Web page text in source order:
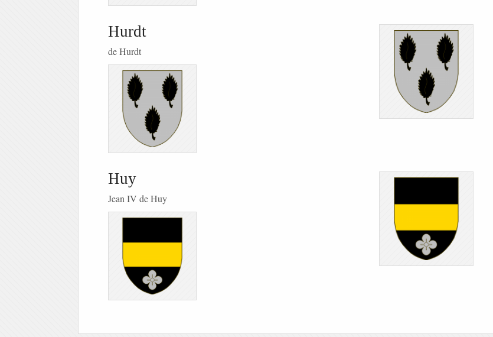
Hurdt
de Hurdt
Huy
Jean IV de Huy